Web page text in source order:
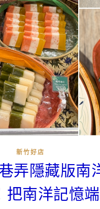
新竹好店
弄隱藏版南
把南洋記憶